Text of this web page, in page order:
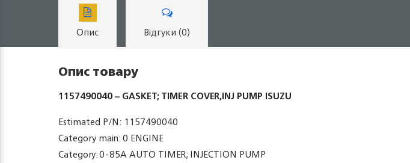
Опис Відгуки (0)
Опис товару
1157490040 – GASKET; TIMER COVER,INJ PUMP ISUZU
Estimated P/N: 1157490040
Category main: 0 ENGINE
Category: 0-85A AUTO TIMER; INJECTION PUMP